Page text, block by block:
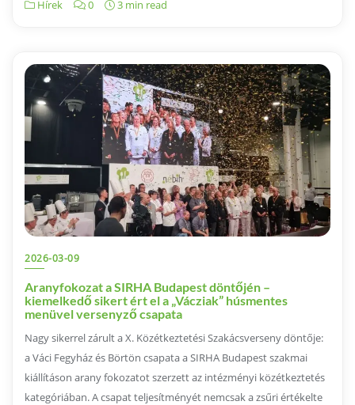
Hírek 0 3 min read
2026-03-09
Aranyfokozat a SIRHA Budapest döntőjén –
kiemelkedő sikert ért el a „Vácziak” húsmentes
menüvel versenyző csapata
Nagy sikerrel zárult a X. Közétkeztetési Szakácsverseny döntője:
a Váci Fegyház és Börtön csapata a SIRHA Budapest szakmai
kiállításon arany fokozatot szerzett az intézményi közétkeztetés
kategóriában. A csapat teljesítményét nemcsak a zsűri értékelte